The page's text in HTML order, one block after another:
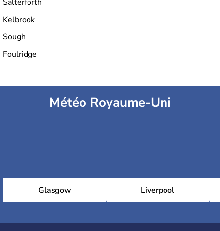
Salterforth
Kelbrook
Sough
Foulridge
Météo Royaume-Uni
Glasgow Liverpool